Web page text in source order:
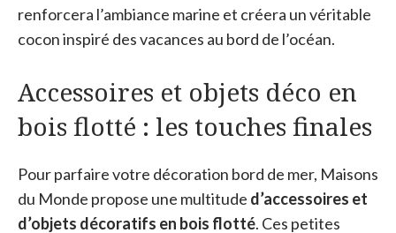
renforcera l’ambiance marine et créera un véritable
cocon inspiré des vacances au bord de l’océan.
Accessoires et objets déco en
bois flotté : les touches finales
Pour parfaire votre décoration bord de mer, Maisons
du Monde propose une multitude d’accessoires et
d’objets décoratifs en bois flotté. Ces petites